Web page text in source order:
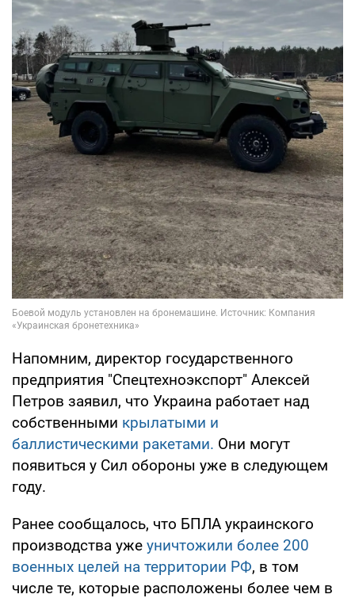
Напомним, директор государственного
предприятия "Спецтехноэкспорт" Алексей
Петров заявил, что Украина работает над
собственными крылатыми и
баллистическими ракетами. Они могут
появиться у Сил обороны уже в следующем
году.
Ранее сообщалось, что БПЛА украинского
производства уже уничтожили более 200
военных целей на территории РФ, в том
числе те, которые расположены более чем в